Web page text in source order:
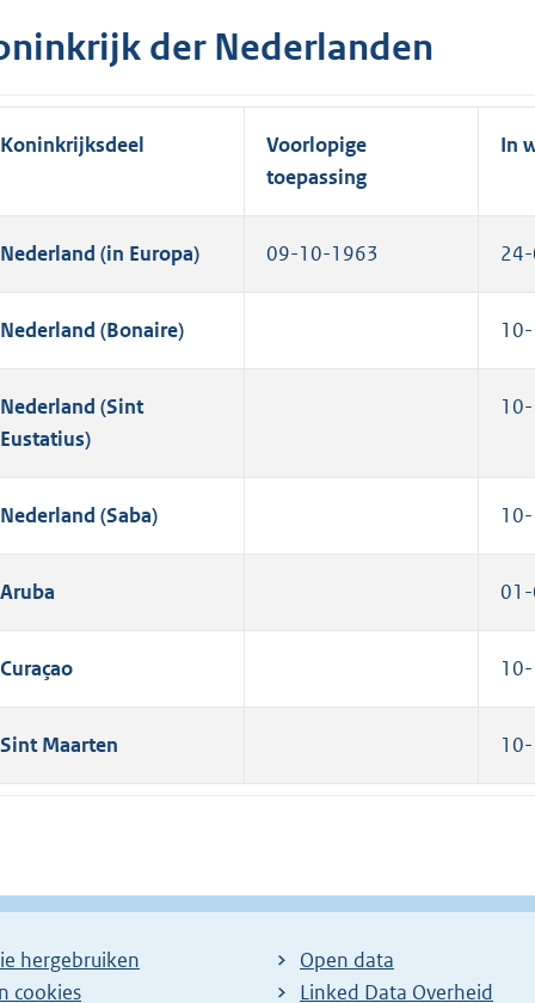
der Nederlanden
Koninkrijksdeel
Voorlopige
toepassing
In
Nederland (in Europa) 09-10-1963
Nederland (Bonaire)
Nederland (Sint
Eustatius)
Nederland (Saba)
Aruba
Curaçao
Sint Maarten
hergebruiken
cookies
Open data
Linked Data Overheid